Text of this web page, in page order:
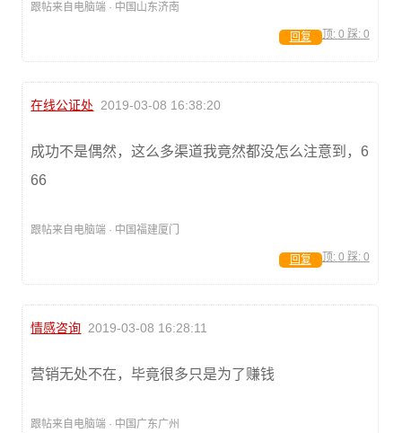
跟帖来自电脑端 · 中国山东济南
顶: 0 踩: 0
回复
在线公证处 2019-03-08 16:38:20
成功不是偶然，这么多渠道我竟然都没怎么注意到，6
66
跟帖来自电脑端 · 中国福建厦门
顶: 0 踩: 0
回复
情感咨询 2019-03-08 16:28:11
营销无处不在，毕竟很多只是为了赚钱
跟帖来自电脑端 · 中国广东广州